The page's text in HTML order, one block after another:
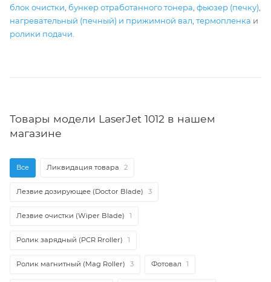
блок очистки бункер отработанного тонера фьюзер (печку)
нагревательный (печный) и прижимной вал термопленка и
ролики подачи
Товары модели LaserJet 1012 в нашем
магазине
Все Ликвидация товара 2
Лезвие дозирующее (Doctor Blade) 3
Лезвие очистки (Wiper Blade) 1
Ролик зарядный (PCR Rroller) 1
Ролик магнитный (Mag Roller) 3 Фотовал 1